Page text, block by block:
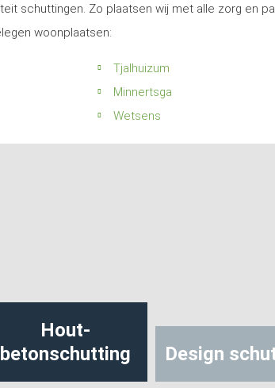
schuttingen. Zo plaatsen wij met alle zorg en
woonplaatsen:
Tjalhuizum
Minnertsga
Wetsens
Design schutting